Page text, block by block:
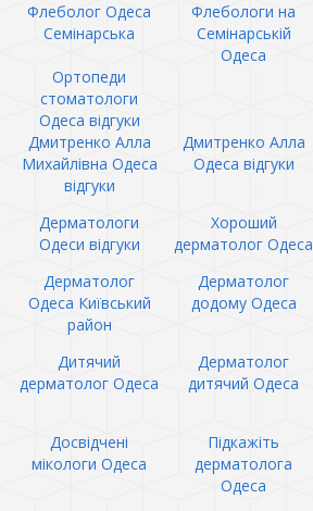
Флеболог Одеса
Семінарська
Флебологи на
Семінарській
Одеса
Ортопеди
стоматологи
Одеса відгуки
Дмитренко Алла
Михайлівна Одеса
відгуки
Дмитренко Алла
Одеса відгуки
Дерматологи
Одеси відгуки
Хороший
дерматолог Одеса
Дерматолог
Одеса Київський
район
Дерматолог
додому Одеса
Дитячий
дерматолог Одеса
Дерматолог
дитячий Одеса
Досвідчені
мікологи Одеса
Підкажіть
дерматолога
Одеса